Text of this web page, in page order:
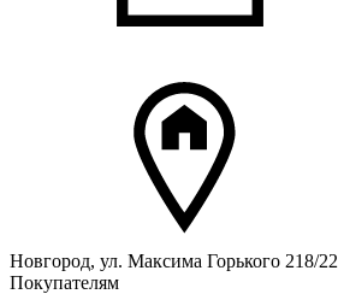
Новгород, ул. Максима Горького 218/22
Покупателям